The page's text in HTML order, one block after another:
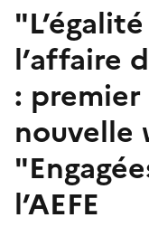
l’affaire
:
nouvelle
l’AEFE